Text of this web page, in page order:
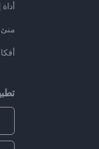
منئ